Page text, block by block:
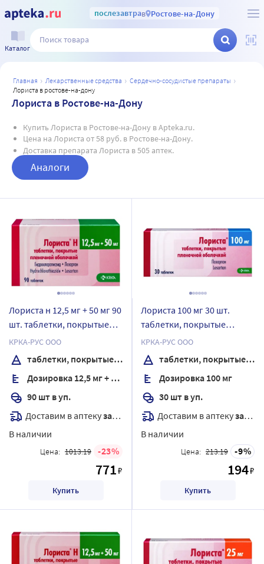
послезавтрав Ростове-на-Дону
Каталог
главная лекарственные средства
сердечно-сосудистые препараты
лориста в ростове-на-дону
Лориста в Ростове-на-Дону
Купить Лориста в Ростове-на-Дону в Apteka.ru.
Цена на Лориста от 58 руб. в Ростове-на-Дону.
Доставка препарата Лориста в 505 аптек.
Аналоги
Лориста н 12,5 мг + 50 мг 90
шт. таблетки, покрытые
пленочной оболочкой
КРКА-РУС ООО
таблетки, покрытые пленочной оболочкой
Дозировка 12,5 мг + 50 мг
90 шт в уп.
Доставим в аптекузавтра
В наличии
Цена: 1013.19 23
771₽
Купить
Лориста 100 мг 30 шт.
таблетки, покрытые
пленочной оболочкой
КРКА-РУС ООО
таблетки, покрытые пленочной оболочкой
Дозировка 100 мг
30 шт в уп.
Доставим в аптекузавтра
В наличии
Цена: 213.19 9
194₽
Купить